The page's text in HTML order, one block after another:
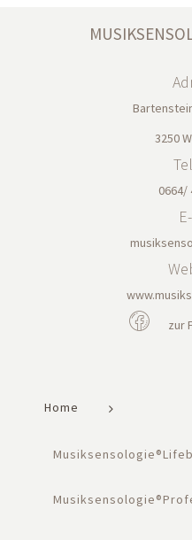
3250
0664/
zur
Home